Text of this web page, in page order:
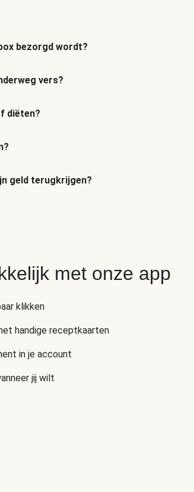
bezorgd wordt?
vers?
diëten?
geld terugkrijgen?
met onze app
klikken
handige receptkaarten
in je account
jij wilt